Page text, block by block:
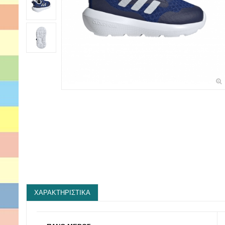
ΧΑΡΑΚΤΗΡΙΣΤΙΚΆ